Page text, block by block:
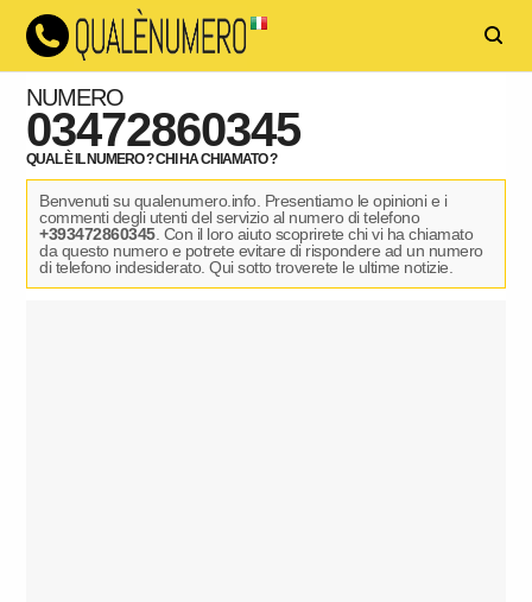
NUMERO
03472860345
QUAL È IL NUMERO ? CHI HA CHIAMATO ?
Benvenuti su qualenumero.info. Presentiamo le opinioni e i
commenti degli utenti del servizio al numero di telefono
+393472860345. Con il loro aiuto scoprirete chi vi ha chiamato
da questo numero e potrete evitare di rispondere ad un numero
di telefono indesiderato. Qui sotto troverete le ultime notizie.